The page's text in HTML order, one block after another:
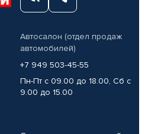
Автосалон (отдел продаж
автомобилей)
+7 949 503-45-55
Пн-Пт с 09.00 до 18.00, Сб с
9.00 до 15.00